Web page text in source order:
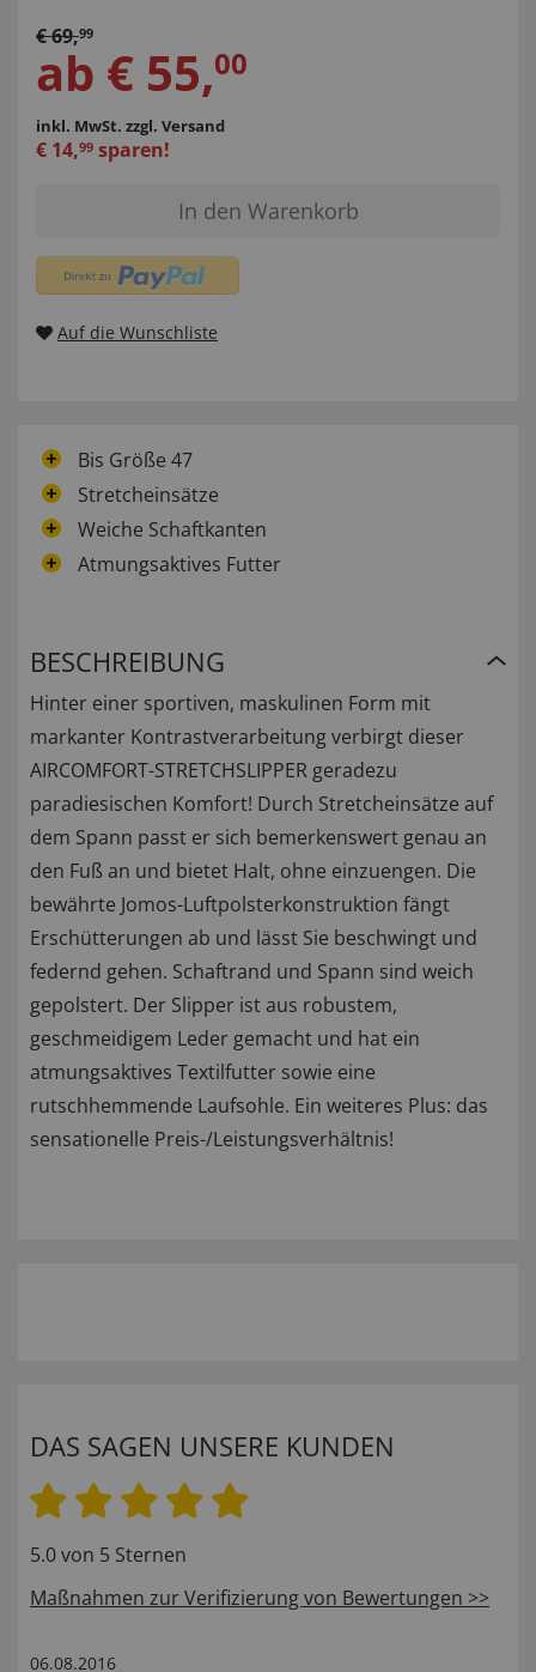
€69,99
ab € 55,00
inkl. MwSt. zzgl. Versand
€ 14,99 sparen!
In den Warenkorb
Auf die Wunschliste
Bis Größe 47
Stretcheinsätze
Weiche Schaftkanten
Atmungsaktives Futter
BESCHREIBUNG
Hinter einer sportiven, maskulinen Form mit
markanter Kontrastverarbeitung verbirgt dieser
AIRCOMFORT-STRETCHSLIPPER geradezu
paradiesischen Komfort! Durch Stretcheinsätze auf
dem Spann passt er sich bemerkenswert genau an
den Fuß an und bietet Halt, ohne einzuengen. Die
bewährte Jomos-Luftpolsterkonstruktion fängt
Erschütterungen ab und lässt Sie beschwingt und
federnd gehen. Schaftrand und Spann sind weich
gepolstert. Der Slipper ist aus robustem,
geschmeidigem Leder gemacht und hat ein
atmungsaktives Textilfutter sowie eine
rutschhemmende Laufsohle. Ein weiteres Plus: das
sensationelle Preis-/Leistungsverhältnis!
DAS SAGEN UNSERE KUNDEN
5.0 von 5 Sternen
Maßnahmen zur Verifizierung von Bewertungen >>
06.08.2016